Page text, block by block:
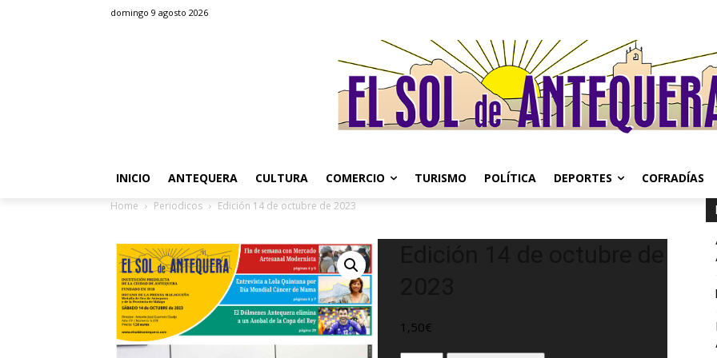
domingo 9 agosto 2026
INICIO ANTEQUERA CULTURA COMERCIO TURISMO POLÍTICA DEPORTES COFRADÍAS
Home Periodicos Edición 14 de octubre de 2023
1,50€